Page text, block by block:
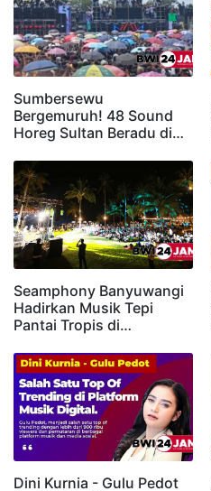
Sumbersewu
Bergemuruh! 48 Sound
Horeg Sultan Beradu di…
Seamphony Banyuwangi
Hadirkan Musik Tepi
Pantai Tropis di…
Dini Kurnia - Gulu Pedot